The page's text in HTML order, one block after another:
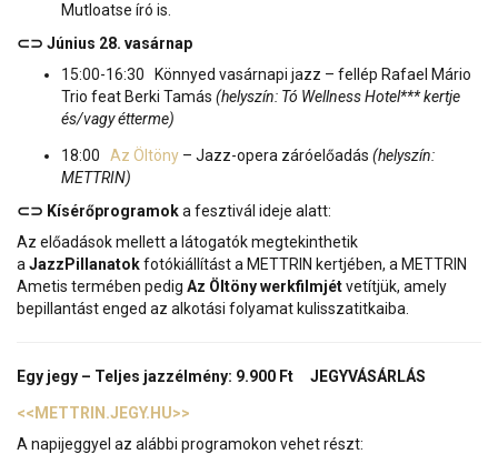
Mutloatse író is.
⊂⊃ Június 28. vasárnap
15:00-16:30 Könnyed vasárnapi jazz – fellép Rafael Mário
Trio feat Berki Tamás (helyszín: Tó Wellness Hotel*** kertje
és/vagy étterme)
18:00 Az Öltöny – Jazz-opera záróelőadás (helyszín:
METTRIN)
⊂⊃ Kísérőprogramoka fesztivál ideje alatt:
Az előadások mellett a látogatók megtekinthetik
a JazzPillanatokfotókiállítást a METTRIN kertjében, a METTRIN
Ametis termében pedig Az Öltöny werkfilmjétvetítjük, amely
bepillantást enged az alkotási folyamat kulisszatitkaiba.
Egy jegy – Teljes jazzélmény: 9.900 Ft JEGYVÁSÁRLÁS
<<METTRIN.JEGY.HU>>
A napijeggyel az alábbi programokon vehet részt: